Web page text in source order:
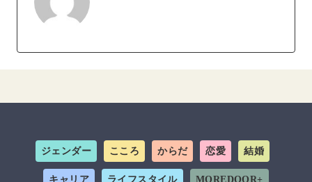
ジェンダー こころ からだ 恋愛 結婚
キャリア ライフスタイル MOREDOOR+